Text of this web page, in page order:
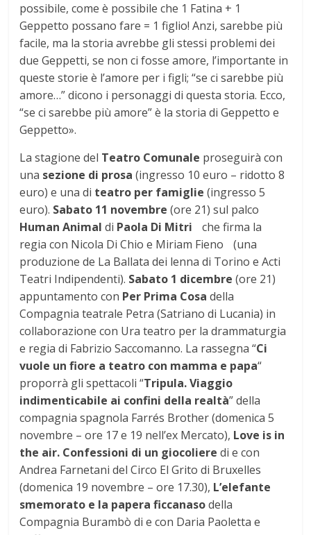
possibile, come è possibile che 1 Fatina + 1
Geppetto possano fare = 1 figlio! Anzi, sarebbe più
facile, ma la storia avrebbe gli stessi problemi dei
due Geppetti, se non ci fosse amore, l’importante in
queste storie è l’amore per i figli; “se ci sarebbe più
amore…” dicono i personaggi di questa storia. Ecco,
“se ci sarebbe più amore” è la storia di Geppetto e
Geppetto».
La stagione del Teatro Comunale proseguirà con
una sezione di prosa (ingresso 10 euro – ridotto 8
euro) e una di teatro per famiglie (ingresso 5
euro). Sabato 11 novembre (ore 21) sul palco
Human Animal di Paola Di Mitriche firma la
regia con Nicola Di Chio e Miriam Fieno (una
produzione de La Ballata dei lenna di Torino e Acti
Teatri Indipendenti). Sabato 1 dicembre (ore 21)
appuntamento con Per Prima Cosadella
Compagnia teatrale Petra (Satriano di Lucania) in
collaborazione con Ura teatro per la drammaturgia
e regia di Fabrizio Saccomanno. La rassegna “Ci
vuole un fiore a teatro con mamma e papa“
proporrà gli spettacoli “Tripula. Viaggio
indimenticabile ai confini della realtà” della
compagnia spagnola Farrés Brother (domenica 5
novembre – ore 17 e 19 nell’ex Mercato), Love is in
the air. Confessioni di un giocolieredi e con
Andrea Farnetani del Circo El Grito di Bruxelles
(domenica 19 novembre – ore 17.30), L’elefante
smemorato e la papera ficcanasodella
Compagnia Burambò di e con Daria Paoletta e